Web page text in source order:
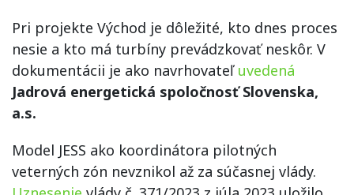
Pri projekte Východ je dôležité, kto dnes proces
nesie a kto má turbíny prevádzkovať neskôr. V
dokumentácii je ako navrhovateľ uvedená
Jadrová energetická spoločnosť Slovenska,
a.s.
Model JESS ako koordinátora pilotných
veterných zón nevznikol až za súčasnej vlády.